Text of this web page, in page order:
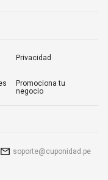
Privacidad
Promociona tu
negocio
soporte@cuponidad.pe